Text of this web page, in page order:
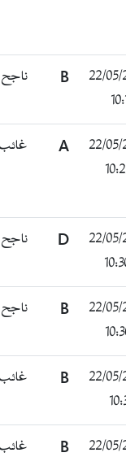
22/
ناجح
22/
غائب
22/
ناجح
22/
ناجح
22/
غائب
22/
غائب